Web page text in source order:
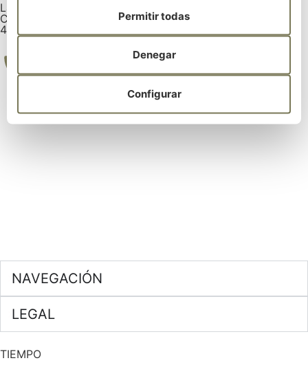
La Zapateira, s/n 15008 La Coruña
Coordenadas GPS:
43° 18' 14.5362" | -8° 25' 5.7282"
NAVEGACIÓN
LEGAL
TIEMPO
Configurar
Denegar
Permitir todas